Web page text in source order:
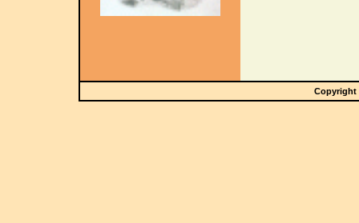
Copyright